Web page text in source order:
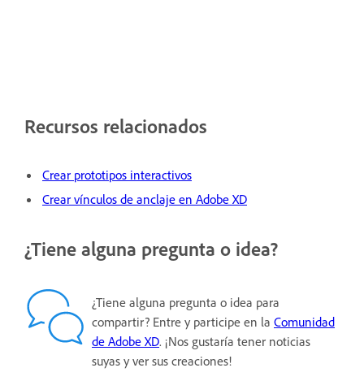
Recursos relacionados
Crear prototipos interactivos
Crear vínculos de anclaje en Adobe XD
¿Tiene alguna pregunta o idea?
¿Tiene alguna pregunta o idea para
compartir? Entre y participe en la Comunidad
de Adobe XD. ¡Nos gustaría tener noticias
suyas y ver sus creaciones!